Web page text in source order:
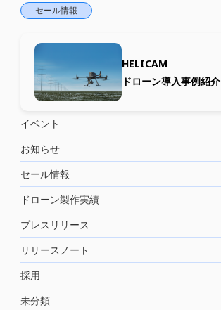
セール情報
HELICAM
ドローン導入事例紹介
イベント
お知らせ
セール情報
ドローン製作実績
プレスリリース
リリースノート
採用
未分類